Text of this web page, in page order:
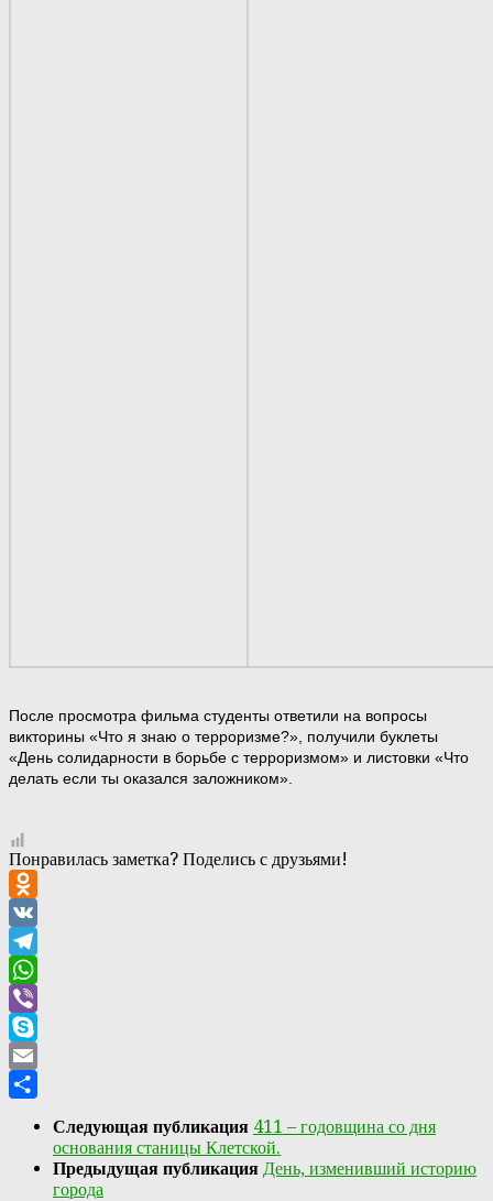
После просмотра фильма студенты ответили на вопросы
викторины «Что я знаю о терроризме?», получили буклеты
«День солидарности в борьбе с терроризмом» и листовки «Что
делать если ты оказался заложником».
Понравилась заметка? Поделись с друзьями!
Odnoklassniki
VK
Telegram
WhatsApp
Viber
Skype
Email
Следующая публикация 411 – годовщина со дня
основания станицы Клетской.
Предыдущая публикация День, изменивший историю
города